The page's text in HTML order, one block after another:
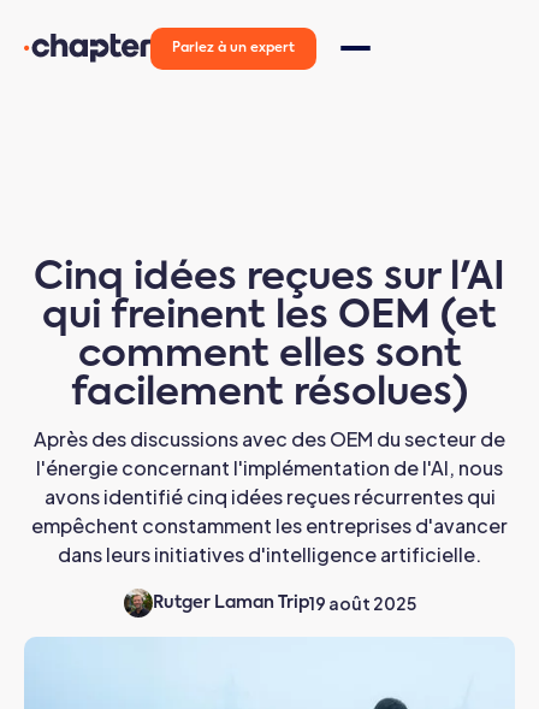
Parlez à un expert
Cinq idées reçues sur l'AI
qui freinent les OEM (et
comment elles sont
facilement résolues)
Après des discussions avec des OEM du secteur de
l'énergie concernant l'implémentation de l'AI, nous
avons identifié cinq idées reçues récurrentes qui
empêchent constamment les entreprises d'avancer
dans leurs initiatives d'intelligence artificielle.
Rutger Laman Trip19 août 2025